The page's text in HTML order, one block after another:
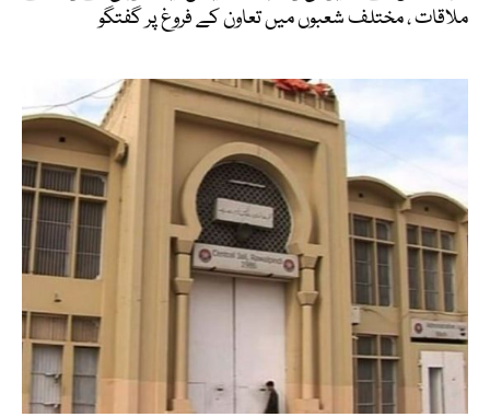
ملاقات ، مختلف شعبوں میں تعاون کے فروغ پر گفتگو